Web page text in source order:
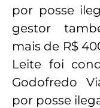
por posse
gestor
mais de R$
Leite foi
Godofredo
por posse